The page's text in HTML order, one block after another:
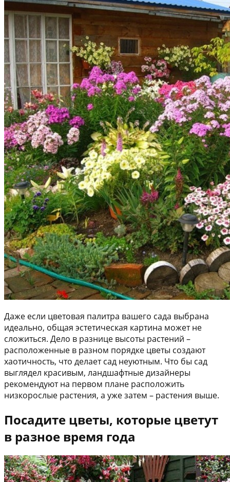
Даже если цветовая палитра вашего сада выбрана
идеально, общая эстетическая картина может не
сложиться. Дело в разнице высоты растений –
расположенные в разном порядке цветы создают
хаотичность, что делает сад неуютным. Что бы сад
выглядел красивым, ландшафтные дизайнеры
рекомендуют на первом плане расположить
низкорослые растения, а уже затем – растения выше.
Посадите цветы, которые цветут
в разное время года